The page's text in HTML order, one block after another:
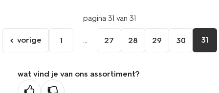
pagina 31 van 31
ga
naar
vorige
pagina
vorige 1 ... 27 28 29 30 31
wat vind je van ons assortiment?